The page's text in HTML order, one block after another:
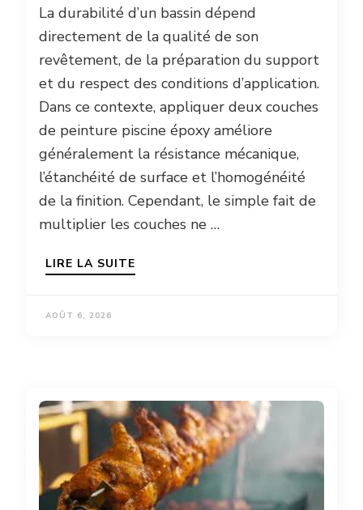
La durabilité d’un bassin dépend
directement de la qualité de son
revêtement, de la préparation du support
et du respect des conditions d’application.
Dans ce contexte, appliquer deux couches
de peinture piscine époxy améliore
généralement la résistance mécanique,
l’étanchéité de surface et l’homogénéité
de la finition. Cependant, le simple fait de
multiplier les couches ne …
LIRE LA SUITE
AOÛT 6, 2026